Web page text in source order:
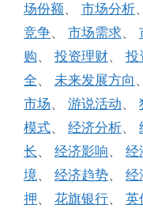
场份额、 市场分析
竞争、 市场需求、
购、 投资理财、 投
全、 未来发展方向
市场、 游说活动、
模式、 经济分析、
长、 经济影响、 经
境、 经济趋势、 经
押、 花旗银行、 英